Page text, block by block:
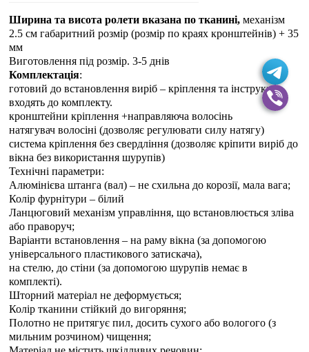
Ширина та висота ролети вказана по тканині, механізм
2.5 см габаритний розмір (розмір по краях кронштейнів) + 35
мм
Виготовлення під розмір. 3-5 днiв
Комплектація:
готовий до встановлення виріб – кріплення та інструкція
входять до комплекту.
кронштейни кріплення +направляюча волосінь
натягувач волосіні (дозволяє регулювати силу натягу)
система кріплення без свердління (дозволяє кріпити виріб до
вікна без використання шурупів)
Технічні параметри:
Алюмінієва штанга (вал) – не схильна до корозії, мала вага;
Колір фурнітури – білий
Ланцюговий механізм управління, що встановлюється зліва
або праворуч;
Варіанти встановлення – на раму вікна (за допомогою
універсального пластикового затискача),
на стелю, до стіни (за допомогою шурупів немає в
комплекті).
Шторний матеріал не деформується;
Колір тканини стійкий до вигоряння;
Полотно не притягує пил, досить сухого або вологого (з
мильним розчином) чищення;